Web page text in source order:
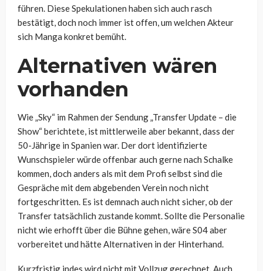
führen. Diese Spekulationen haben sich auch rasch
bestätigt, doch noch immer ist offen, um welchen Akteur
sich Manga konkret bemüht.
Alternativen wären
vorhanden
Wie „Sky“ im Rahmen der Sendung „Transfer Update – die
Show“ berichtete, ist mittlerweile aber bekannt, dass der
50-Jährige in Spanien war. Der dort identifizierte
Wunschspieler würde offenbar auch gerne nach Schalke
kommen, doch anders als mit dem Profi selbst sind die
Gespräche mit dem abgebenden Verein noch nicht
fortgeschritten. Es ist demnach auch nicht sicher, ob der
Transfer tatsächlich zustande kommt. Sollte die Personalie
nicht wie erhofft über die Bühne gehen, wäre S04 aber
vorbereitet und hätte Alternativen in der Hinterhand.
Kurzfristig indes wird nicht mit Vollzug gerechnet. Auch